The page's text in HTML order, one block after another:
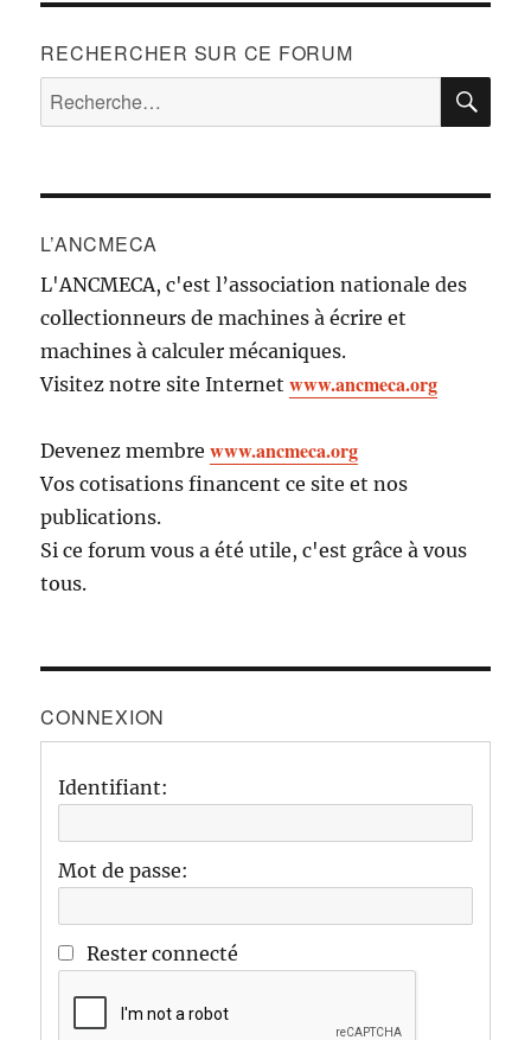
RECHERCHER SUR CE FORUM
Recherche
pour :
L’ANCMECA
L'ANCMECA, c'est l’association nationale des
collectionneurs de machines à écrire et
machines à calculer mécaniques.
Visitez notre site Internetwww.ancmeca.org
Devenez membrewww.ancmeca.org
Vos cotisations financent ce site et nos
publications.
Si ce forum vous a été utile, c'est grâce à vous
tous.
CONNEXION
Identifiant:
Mot de passe:
Rester connecté